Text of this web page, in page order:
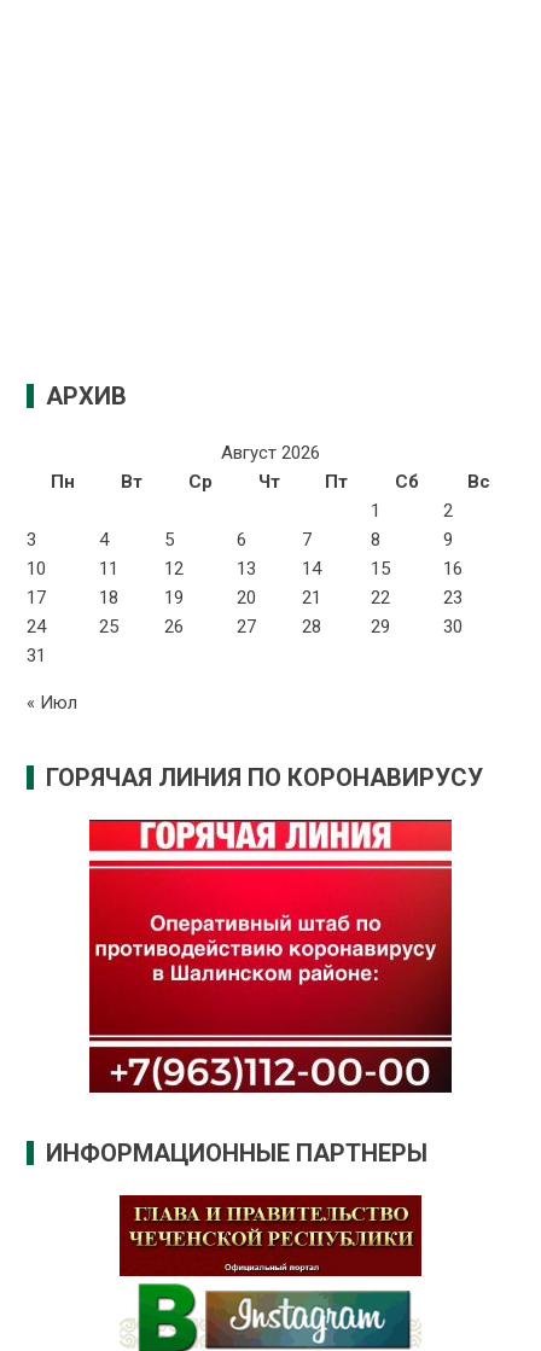
АРХИВ
Август 2026
Пн
Вт Ср Чт Пт Сб
Вс
1
2
3
4 5 6 7 8
9
10
11 12 13 14 15
16
17
18 19 20 21 22
23
24
25 26 27 28 29
30
31
« Июл
ГОРЯЧАЯ ЛИНИЯ ПО КОРОНАВИРУСУ
ИНФОРМАЦИОННЫЕ ПАРТНЕРЫ